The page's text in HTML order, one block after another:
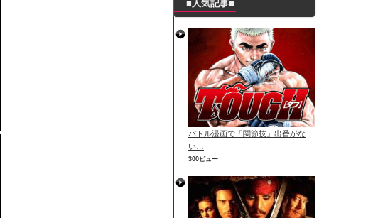
■人気記事■
バトル漫画で「関節技」出番がな
い…
300ビュー